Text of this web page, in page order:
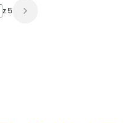
z 5